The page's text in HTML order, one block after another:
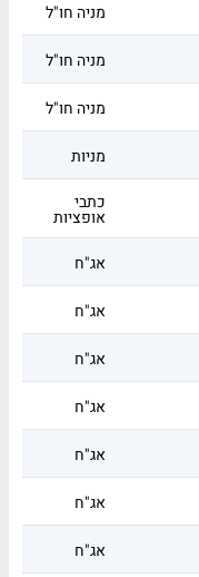
מניה חו"ל
מניה חו"ל
מניה חו"ל
מניות
כתבי
אופציות
אג"ח
אג"ח
אג"ח
אג"ח
אג"ח
אג"ח
אג"ח